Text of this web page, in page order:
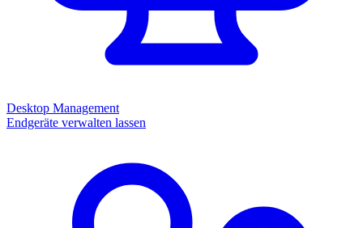
Desktop Management
Endgeräte verwalten lassen